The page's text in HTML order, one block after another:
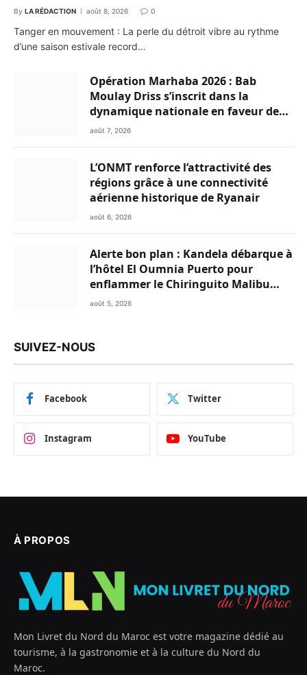
By LA RÉDACTION août 8, 2026 0
Tanger en mouvement : La perle du détroit vibre au rythme
d’une saison estivale record…
Opération Marhaba 2026 : Bab
Moulay Driss s’inscrit dans la
dynamique nationale en faveur des
Marocains du Monde
août 7, 2026
L’ONMT renforce l’attractivité des
régions grâce à une connectivité
aérienne historique de Ryanair
août 6, 2026
Alerte bon plan : Kandela débarque à
l’hôtel El Oumnia Puerto pour
enflammer le Chiringuito Malibu
Club
août 5, 2026
SUIVEZ-NOUS
Facebook Twitter
Instagram YouTube
À PROPOS
Mon Livret du Nord du Maroc est votre magazine dédié au
tourisme, à la gastronomie et à la culture du Nord du
Maroc.